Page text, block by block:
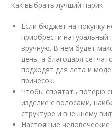
Как выбрать лучший парик
Если бюджет на покупку
приобрести натуральный
вручную. В нем будет
день, а благодаря
подходят для лета и
причесок.
Чтобы спрятать потерю
изделие с волосами,
структуре и внешнему
Настоящие